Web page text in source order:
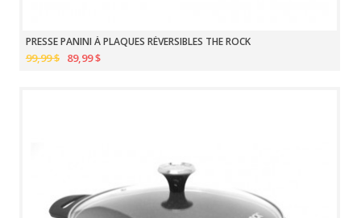
PRESSE PANINI À PLAQUES RÉVERSIBLES THE ROCK
99,99 $ 89,99 $